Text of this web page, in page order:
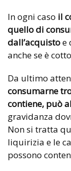
In ogni caso il
quello di
dall’acquistoe
anche se è
Da ultimo
consumarne
contiene, può
gravidanza
Non si tratta
liquirizia e le
possono